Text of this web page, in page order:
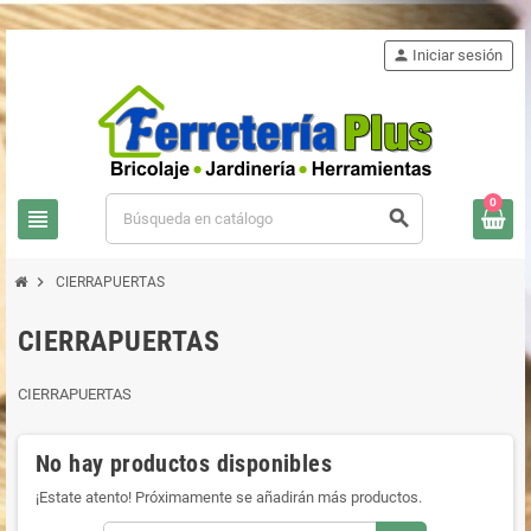
view_headline search
person Iniciar sesión
0
chevron_right CIERRAPUERTAS
CIERRAPUERTAS
CIERRAPUERTAS
No hay productos disponibles
¡Estate atento! Próximamente se añadirán más productos.